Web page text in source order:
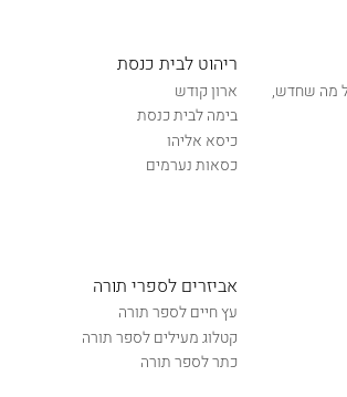
מה שחדש,
ריהוט לבית כנסת
ארון קודש
בימה לבית כנסת
כיסא אליהו
כסאות נערמים
אביזרים לספרי תורה
עץ חיים לספר תורה
קטלוג מעילים לספר תורה
כתר לספר תורה